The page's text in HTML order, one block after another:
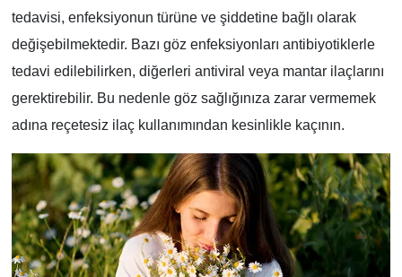
tedavisi, enfeksiyonun türüne ve şiddetine bağlı olarak
değişebilmektedir. Bazı göz enfeksiyonları antibiyotiklerle
tedavi edilebilirken, diğerleri antiviral veya mantar ilaçlarını
gerektirebilir. Bu nedenle göz sağlığınıza zarar vermemek
adına reçetesiz ilaç kullanımından kesinlikle kaçının.